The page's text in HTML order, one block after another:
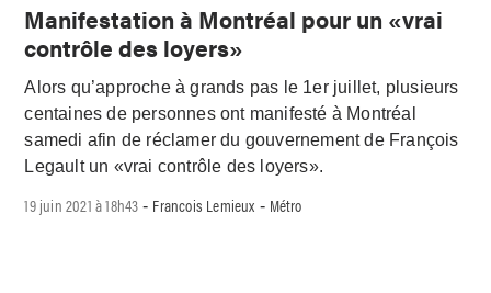
Manifestation à Montréal pour un «vrai
contrôle des loyers»
Alors qu’approche à grands pas le 1er juillet, plusieurs
centaines de personnes ont manifesté à Montréal
samedi afin de réclamer du gouvernement de François
Legault un «vrai contrôle des loyers».
19 juin 2021 à 18h43 - Francois Lemieux - Métro